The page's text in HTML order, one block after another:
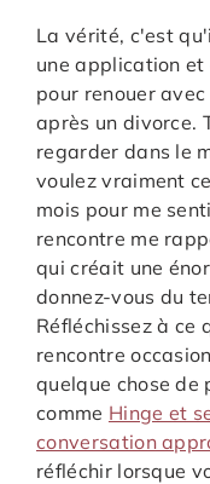
La vérité, c'est
une application
pour renouer
après un divorce.
regarder dans le
voulez vraiment
mois pour me
rencontre me
qui créait une
donnez-vous du
Réfléchissez à ce
rencontre
quelque chose de
comme Hinge et
conversation
réfléchir lorsque